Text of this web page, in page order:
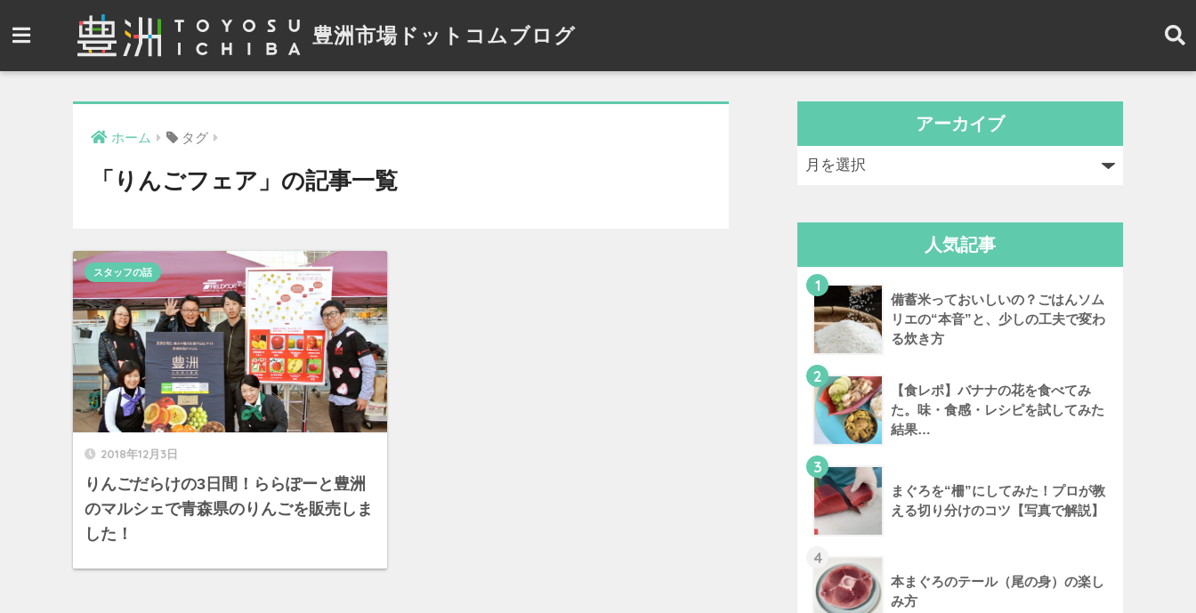
豊洲市場ドットコムブログ
ホーム タグ
「りんごフェア」の記事一覧
2018年12月3日
りんごだらけの3日間！ららぽーと豊洲
のマルシェで青森県のりんごを販売しま
した！
スタッフの話
アーカイブ
人気記事
1
備蓄米っておいしいの？ごはんソム
リエの“本音”と、少しの工夫で変わ
る炊き方
2
【食レポ】バナナの花を食べてみ
た。味・食感・レシピを試してみた
結果…
3
まぐろを“柵”にしてみた！プロが教
える切り分けのコツ【写真で解説】
4
本まぐろのテール（尾の身）の楽し
み方